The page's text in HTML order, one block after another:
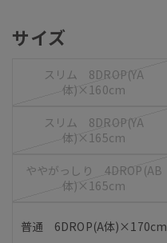
サイズ
スリム 8DROP(YA
体)×160cm
スリム 8DROP(YA
体)×165cm
ややがっしり 4DROP(AB
体)×165cm
普通 6DROP(A体)×170cm